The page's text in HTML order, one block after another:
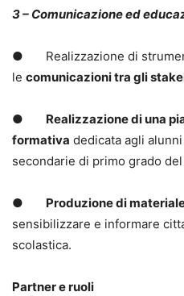
3 – Comunicazione ed
● Realizzazione di
le comunicazioni tra gli
● Realizzazione di una
formativa dedicata agli
secondarie di primo grado
● Produzione di
sensibilizzare e informare
scolastica.
Partner e ruoli